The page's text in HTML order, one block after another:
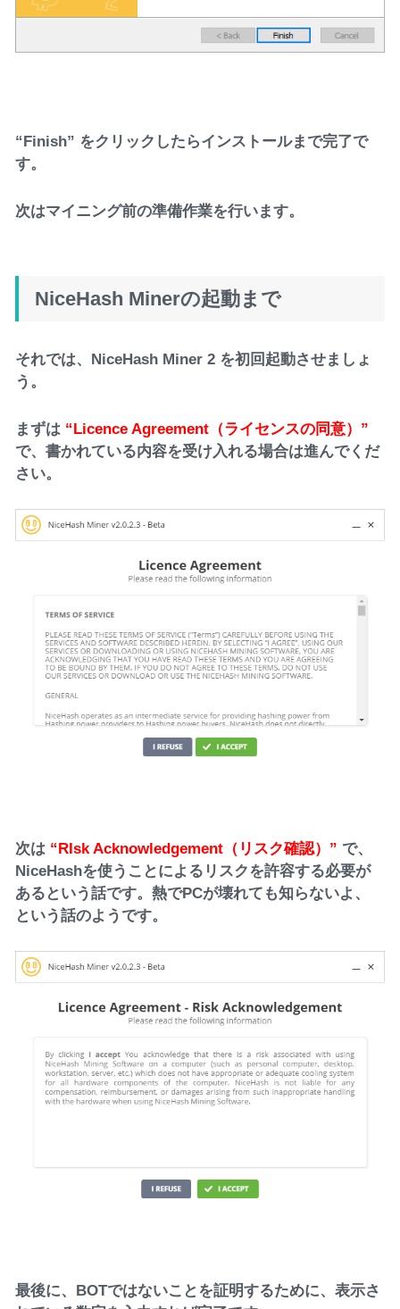
“Finish” をクリックしたらインストールまで完了で
す。
次はマイニング前の準備作業を行います。
NiceHash Minerの起動まで
それでは、NiceHash Miner 2 を初回起動させましょ
う。
まずは “Licence Agreement（ライセンスの同意）”
で、書かれている内容を受け入れる場合は進んでくだ
さい。
次は “RIsk Acknowledgement（リスク確認）” で、
NiceHashを使うことによるリスクを許容する必要が
あるという話です。熱でPCが壊れても知らないよ、
という話のようです。
最後に、BOTではないことを証明するために、表示さ